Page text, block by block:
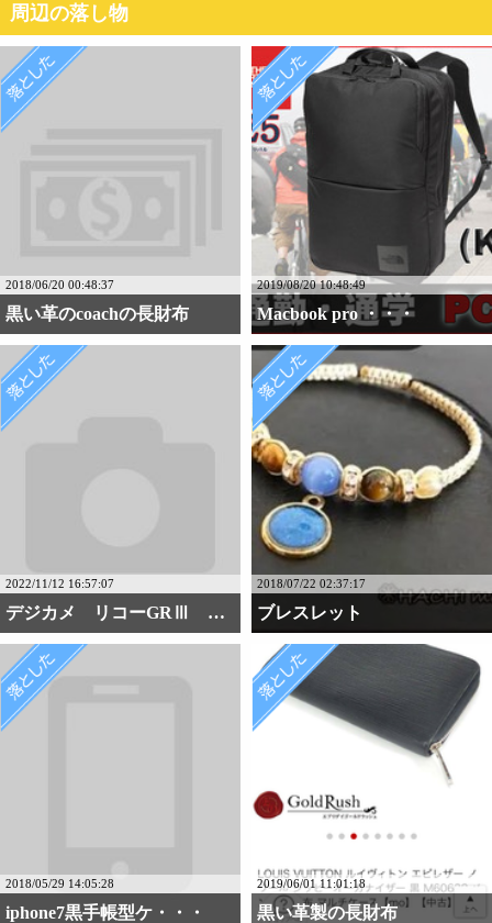
周辺の落し物
2018/06/20 00:48:37
黒い革のcoachの長財布
2019/08/20 10:48:49
Macbook pro ・・・
2022/11/12 16:57:07
デジカメ リコーGRⅢ ・・・
2018/07/22 02:37:17
ブレスレット
2018/05/29 14:05:28
iphone7黒手帳型ケ・・・
2019/06/01 11:01:18
黒い革製の長財布